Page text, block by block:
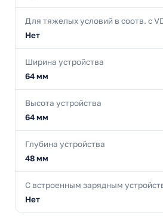
Для тяжелых условий в соотв. с
Нет
Ширина устройства
64 мм
Высота устройства
64 мм
Глубина устройства
48 мм
С встроенным зарядным
Нет